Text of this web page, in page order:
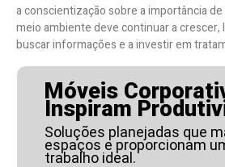
a conscientização sobre a importância
meio ambiente deve continuar a crescer,
buscar informações e a investir em
Móveis
Inspiram
Soluções planejadas que
espaços e proporcionam
trabalho ideal.